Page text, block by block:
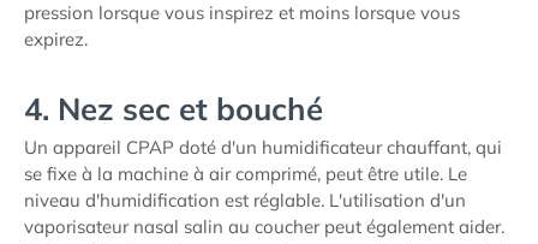
pression lorsque vous inspirez et moins lorsque vous
expirez.
4. Nez sec et bouché
Un appareil CPAP doté d'un humidificateur chauffant, qui
se fixe à la machine à air comprimé, peut être utile. Le
niveau d'humidification est réglable. L'utilisation d'un
vaporisateur nasal salin au coucher peut également aider.